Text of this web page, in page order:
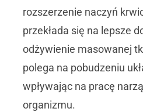
rozszerzenie naczyń
przekłada się na lepsze
odżywienie masowanej
polega na pobudzeniu
wpływając na pracę
organizmu.